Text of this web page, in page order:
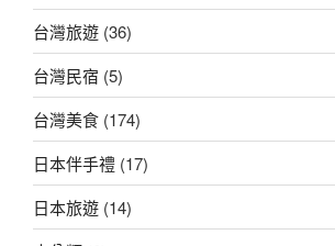
台灣旅遊 (36)
台灣民宿 (5)
台灣美食 (174)
日本伴手禮 (17)
日本旅遊 (14)